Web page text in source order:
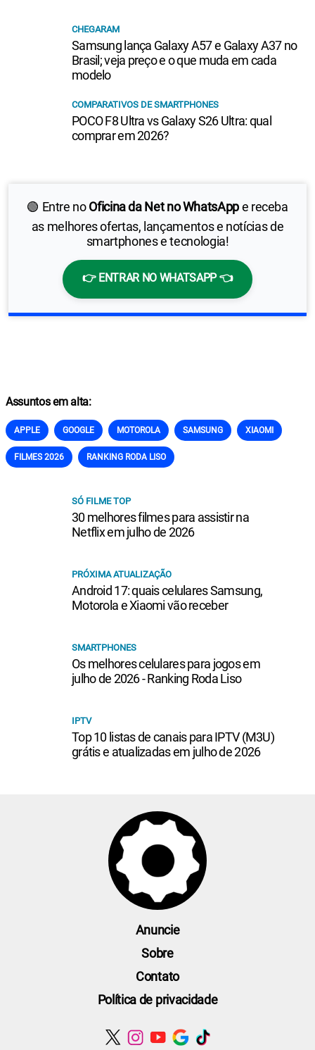
🟢 Entre noOficina da Net no WhatsAppe receba
as melhores ofertas, lançamentos e notícias de
smartphones e tecnologia!
👉 ENTRAR NO WHATSAPP 👈
CHEGARAM
Samsung lança Galaxy A57 e Galaxy A37 no
Brasil; veja preço e o que muda em cada
modelo
COMPARATIVOS DE SMARTPHONES
POCO F8 Ultra vs Galaxy S26 Ultra: qual
comprar em 2026?
Assuntos em alta:
APPLE GOOGLE MOTOROLA SAMSUNG XIAOMI
FILMES 2026 RANKING RODA LISO
SÓ FILME TOP
30 melhores filmes para assistir na
Netflix em julho de 2026
PRÓXIMA ATUALIZAÇÃO
Android 17: quais celulares Samsung,
Motorola e Xiaomi vão receber
SMARTPHONES
Os melhores celulares para jogos em
julho de 2026 - Ranking Roda Liso
IPTV
Top 10 listas de canais para IPTV (M3U)
grátis e atualizadas em julho de 2026
Anuncie
Sobre
Contato
Política de privacidade